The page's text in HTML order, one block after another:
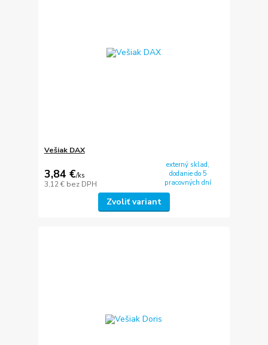
Vešiak DAX
3,84 €/ks
3,12 € bez DPH
externý sklad,
dodanie do 5
pracovných dní
Zvoliť variant